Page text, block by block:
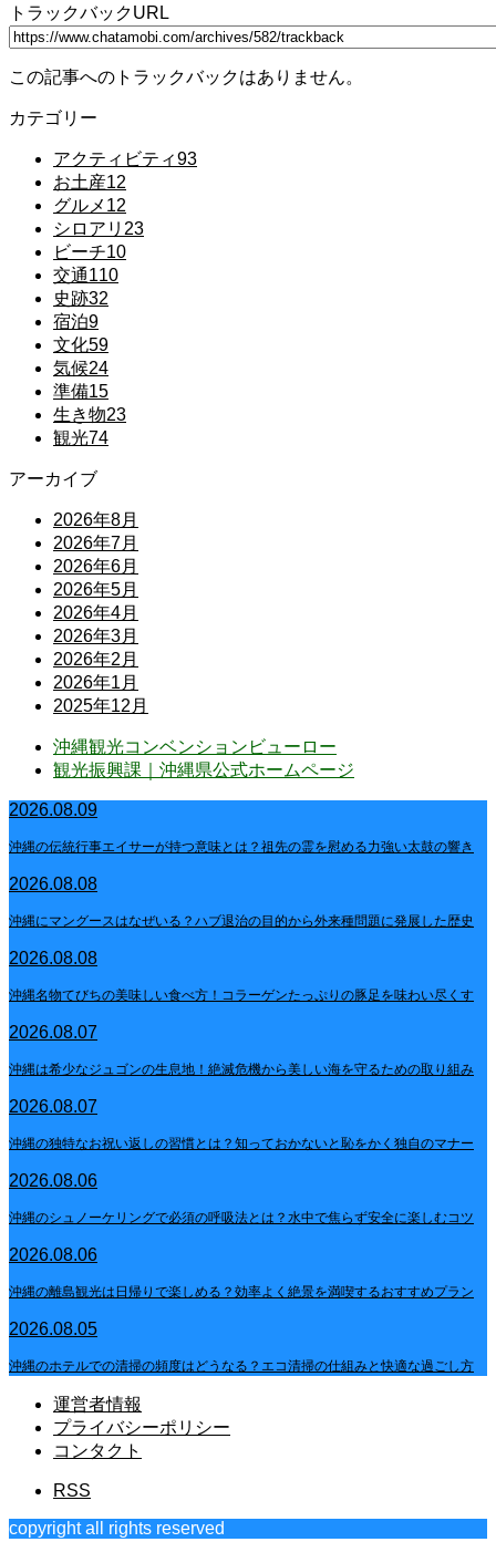
トラックバックURL
この記事へのトラックバックはありません。
カテゴリー
アクティビティ93
お土産12
グルメ 12
シロアリ 23
ビーチ10
交通110
史跡32
宿泊9
文化59
気候24
準備15
生き物23
観光74
アーカイブ
2026年8月
2026年7月
2026年6月
2026年5月
2026年4月
2026年3月
2026年2月
2026年1月
2025年12月
沖縄観光コンベンションビューロー
観光振興課｜沖縄県公式ホームページ
2026.08.09
沖縄の伝統行事エイサーが持つ意味とは？祖先の霊を慰める力強い太鼓の響き
2026.08.08
沖縄にマングースはなぜいる？ハブ退治の目的から外来種問題に発展した歴史
2026.08.08
沖縄名物てびちの美味しい食べ方！コラーゲンたっぷりの豚足を味わい尽くす
2026.08.07
沖縄は希少なジュゴンの生息地！絶滅危機から美しい海を守るための取り組み
2026.08.07
沖縄の独特なお祝い返しの習慣とは？知っておかないと恥をかく独自のマナー
2026.08.06
沖縄のシュノーケリングで必須の呼吸法とは？水中で焦らず安全に楽しむコツ
2026.08.06
沖縄の離島観光は日帰りで楽しめる？効率よく絶景を満喫するおすすめプラン
2026.08.05
沖縄のホテルでの清掃の頻度はどうなる？エコ清掃の仕組みと快適な過ごし方
運営者情報
プライバシーポリシー
コンタクト
RSS
copyright all rights reserved